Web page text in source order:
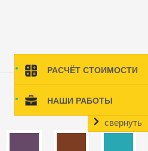
РАСЧЁТ СТОИМОСТИ
НАШИ РАБОТЫ
свернуть